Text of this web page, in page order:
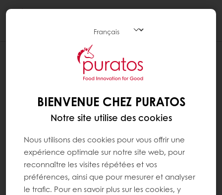
BIENVENUE CHEZ PURATOS
Notre site utilise des cookies
Nous utilisons des cookies pour vous offrir une
expérience optimale sur notre site web, pour
reconnaître les visites répétées et vos
préférences, ainsi que pour mesurer et analyser
le trafic. Pour en savoir plus sur les cookies, y